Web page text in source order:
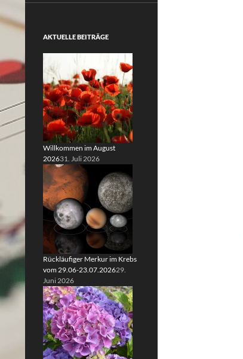
AKTUELLE BEITRÄGE
Willkommen im August
202631. Juli 2026
Rückläufiger Merkur im Krebs
vom 29.06-23.07.202629.
Juni 2026